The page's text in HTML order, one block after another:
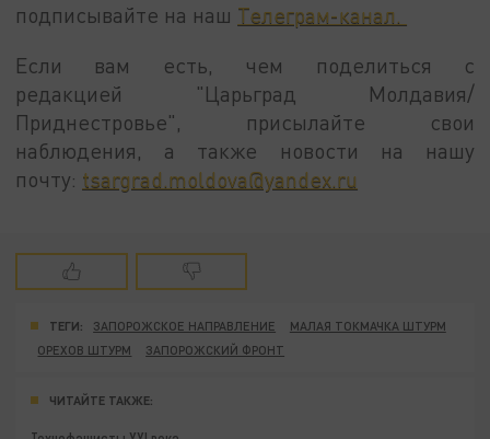
подписывайте на наш Телеграм-канал.
Если вам есть, чем поделиться с
редакцией "Царьград Молдавия/
Приднестровье", присылайте свои
наблюдения, а также новости на нашу
почту: tsargrad.moldova@yandex.ru
ТЕГИ: ЗАПОРОЖСКОЕ НАПРАВЛЕНИЕ
МАЛАЯ ТОКМАЧКА ШТУРМ
ОРЕХОВ ШТУРМ
ЗАПОРОЖСКИЙ ФРОНТ
ЧИТАЙТЕ ТАКЖЕ: